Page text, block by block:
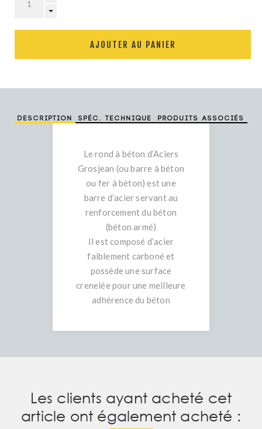
AJOUTER AU PANIER
Description Spéc. technique Produits associés
Le rond à béton d’Aciers
Grosjean (ou barre à béton
ou fer à béton) est une
barre d’acier servant au
renforcement du béton
(béton armé)
Il est composé d’acier
faiblement carboné et
possède une surface
crenelée pour une meilleure
adhérence du béton
Les clients ayant acheté cet
article ont également acheté :